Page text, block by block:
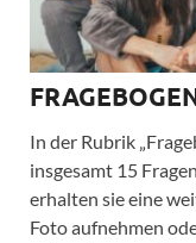
In der Rubrik
insgesamt 15
erhalten sie eine
Foto aufnehmen